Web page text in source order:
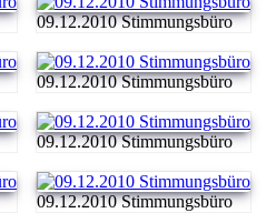
09.12.2010 Stimmungsbüro
09.12.2010 Stimmungsbüro
09.12.2010 Stimmungsbüro
09.12.2010 Stimmungsbüro